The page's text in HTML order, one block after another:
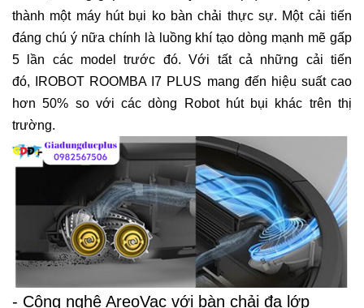
thành một máy hút bụi ko bàn chải thực sự. Một cải tiến
đáng chú ý nữa chính là luồng khí tạo dòng mạnh mẽ gấp
5 lần các model trước đó. Với tất cả những cải tiến
đó, IROBOT ROOMBA I7 PLUS mang đến hiệu suất cao
hơn 50% so với các dòng Robot hút bụi khác trên thị
trường.
- Công nghệ AreoVac với bàn chải đa lớp